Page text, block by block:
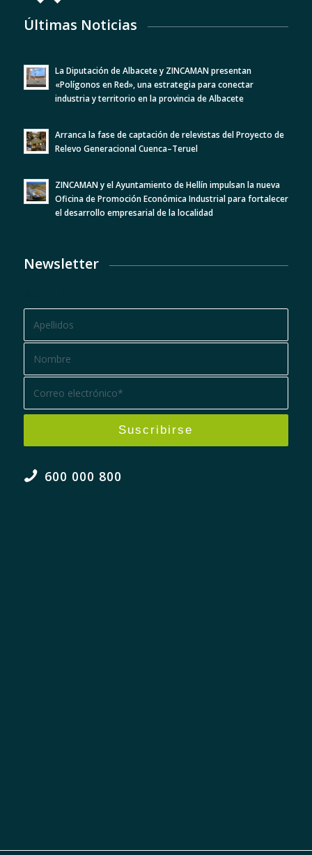
Últimas Noticias
La Diputación de Albacete y ZINCAMAN presentan
«Polígonos en Red», una estrategia para conectar
industria y territorio en la provincia de Albacete
Arranca la fase de captación de relevistas del Proyecto de
Relevo Generacional Cuenca–Teruel
ZINCAMAN y el Ayuntamiento de Hellín impulsan la nueva
Oficina de Promoción Económica Industrial para fortalecer
el desarrollo empresarial de la localidad
Newsletter
600 000 800